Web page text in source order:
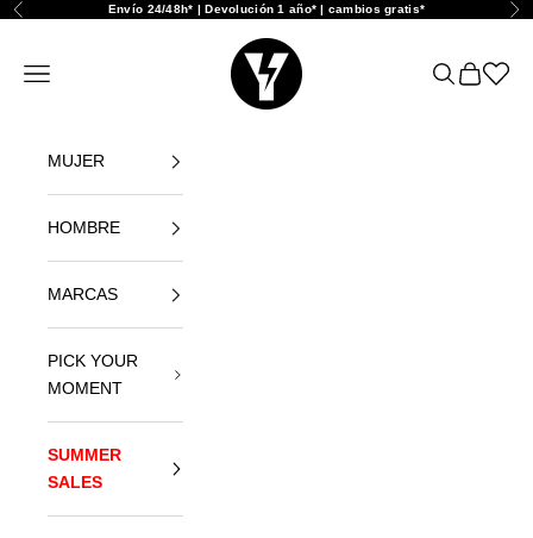
Naar inhoud
Vorige Envío 24/48h* | Devolución 1 año* | cambios gratis*
Yellowshop
Navigatiemenu openen
ZoekenAbrir
MUJER
HOMBRE
MARCAS
PICK YOUR
MOMENT
SUMMER
SALES